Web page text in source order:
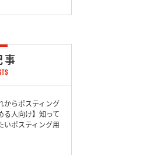
事
からポスティング
る人向け】知って
いポスティング用